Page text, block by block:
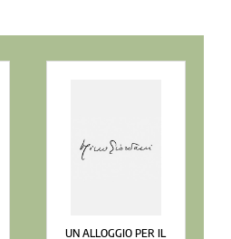
UN ALLOGGIO PER IL